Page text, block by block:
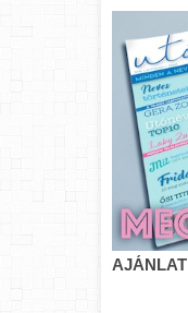
AJÁNLAT